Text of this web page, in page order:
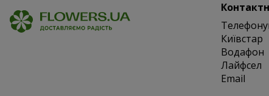
Київстар
Водафон
Лайфсел
Email